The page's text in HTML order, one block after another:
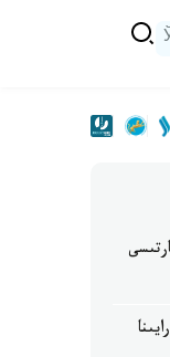
جارتىسى
اۋا رايىنا